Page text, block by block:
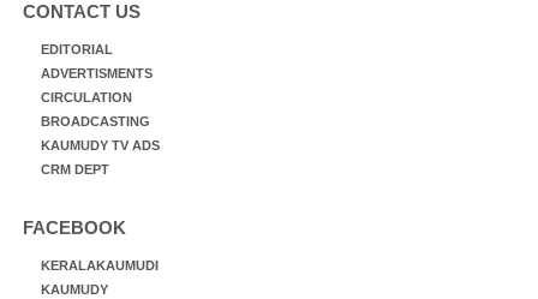
CONTACT US
EDITORIAL
ADVERTISMENTS
CIRCULATION
BROADCASTING
KAUMUDY TV ADS
CRM DEPT
FACEBOOK
KERALAKAUMUDI
KAUMUDY